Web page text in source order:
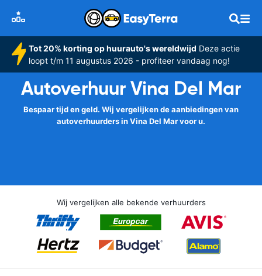
Tot 20% korting op huurauto's wereldwijd Deze actie
loopt t/m 11 augustus 2026 - profiteer vandaag nog!
Autoverhuur Vina Del Mar
Bespaar tijd en geld. Wij vergelijken de aanbiedingen van
autoverhuurders in Vina Del Mar voor u.
Wij vergelijken alle bekende verhuurders